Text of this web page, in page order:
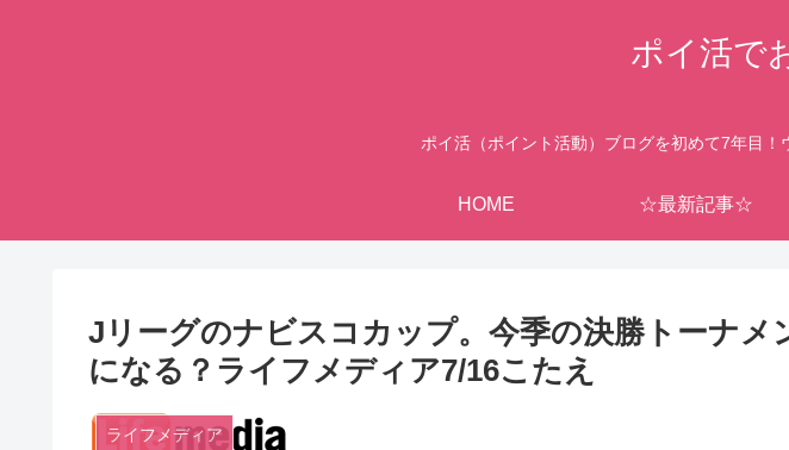
ポイ活で
ポイ活（ポイント活動）ブログを初めて7年目！
HOME ☆最新記事☆
Jリーグのナビスコカップ。今季の決勝トーナメ
になる？ライフメディア7/16こたえ
ライフメディア